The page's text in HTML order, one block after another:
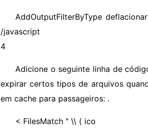
AddOutputFilterByType
/javascript
4
Adicione o seguinte linha de
expirar certos tipos de arquivos
em cache para passageiros: .
< FilesMatch " \\ ( ico ​​